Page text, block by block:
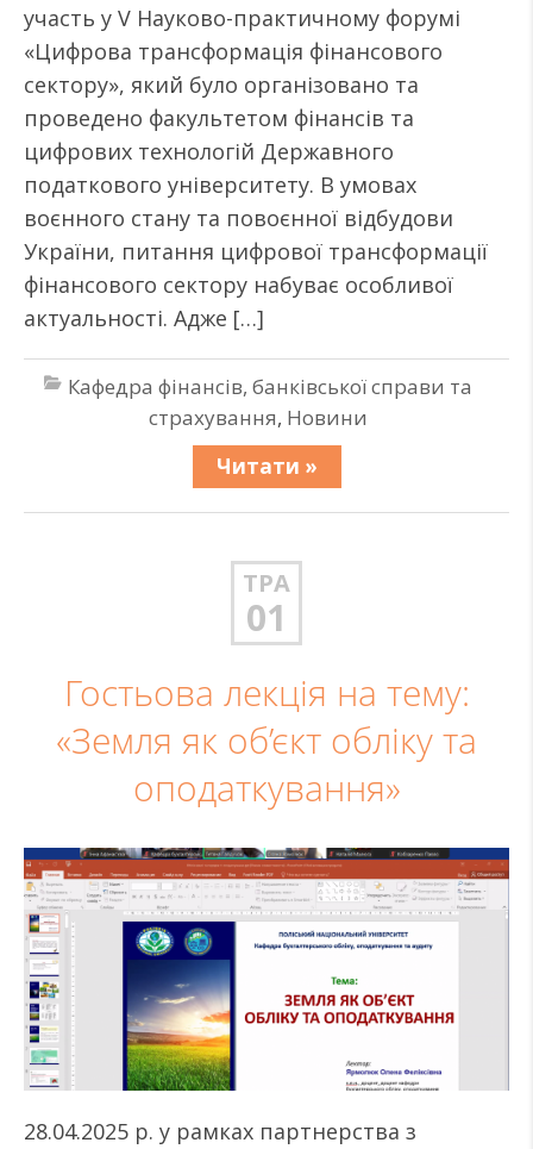
участь у V Науково-практичному форумі
«Цифрова трансформація фінансового
сектору», який було організовано та
проведено факультетом фінансів та
цифрових технологій Державного
податкового університету. В умовах
воєнного стану та повоєнної відбудови
України, питання цифрової трансформації
фінансового сектору набуває особливої
актуальності. Адже […]
Кафедра фінансів, банківської справи та
страхування, Новини
Читати »
ТРА
01
Гостьова лекція на тему:
«Земля як об’єкт обліку та
оподаткування»
28.04.2025 р. у рамках партнерства з